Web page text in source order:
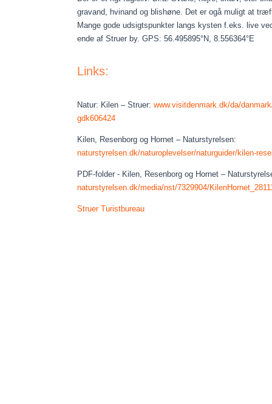
gravand, hvinand og blishøne. Det er ogå muligt at
Mange gode udsigtspunkter langs kysten f.eks. live
ende af Struer by. GPS: 56.495895°N, 8.556364°E
Links:
Natur: Kilen – Struer:www.visitdenmark.dk/da/
gdk606424
Kilen, Resenborg og Hornet – Naturstyrelsen:
naturstyrelsen.dk/naturoplevelser/naturguider/kilen-
PDF-folder - Kilen, Resenborg og Hornet –
naturstyrelsen.dk/media/nst/7329904/
Struer Turistbureau